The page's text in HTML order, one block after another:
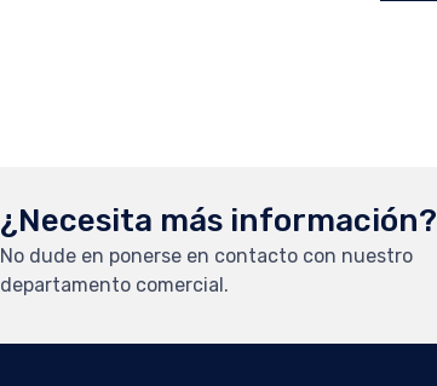
¿Necesita más información?
No dude en ponerse en contacto con nuestro
departamento comercial.